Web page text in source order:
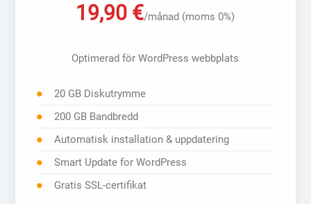
19,90 €/månad (moms 0%)
Optimerad för WordPress webbplats
20 GB Diskutrymme
200 GB Bandbredd
Automatisk installation & uppdatering
Smart Update for WordPress
Gratis SSL-certifikat